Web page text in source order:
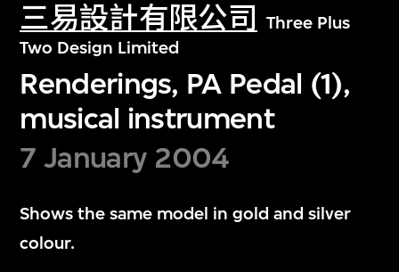
三易設計有限公司
Three Plus
Two Design Limited
Renderings, PA Pedal (1),
musical instrument
7 January 2004
Shows the same model in gold and silver
colour.